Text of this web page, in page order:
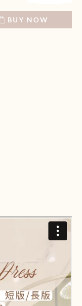
BUY NOW